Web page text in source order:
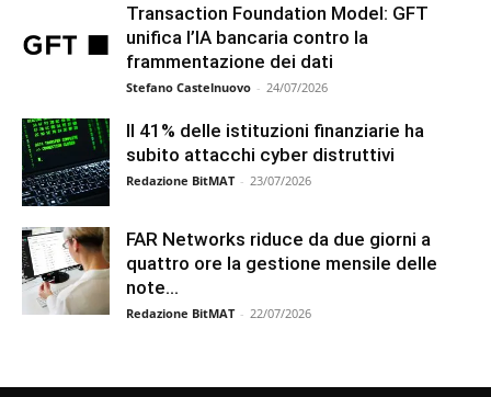
Transaction Foundation Model: GFT
unifica l’IA bancaria contro la
frammentazione dei dati
Stefano Castelnuovo - 24/07/2026
Il 41% delle istituzioni finanziarie ha
subito attacchi cyber distruttivi
Redazione BitMAT - 23/07/2026
FAR Networks riduce da due giorni a
quattro ore la gestione mensile delle
note...
Redazione BitMAT - 22/07/2026